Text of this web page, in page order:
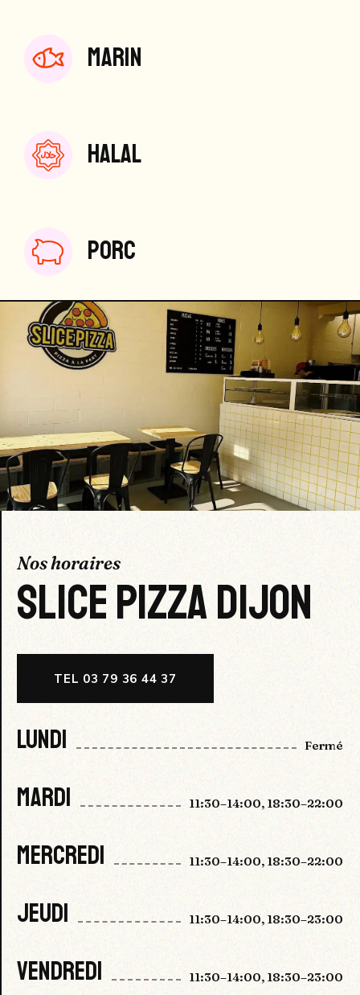
MARIN
HALAL
PORC
Nos horaires
SLICE PIZZA DIJON
TEL 03 79 36 44 37
LUNDI Fermé
MARDI 11:30–14:00, 18:30–22:00
MERCREDI 11:30–14:00, 18:30–22:00
JEUDI 11:30–14:00, 18:30–23:00
VENDREDI 11:30–14:00, 18:30–23:00